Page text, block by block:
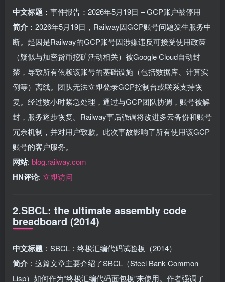
中文标题 ：事件报告：2026年5月19日 – GCP账户被停用
简介 ：2026年5月19日，Railway因GCP账号问题发生服务中
断。起因是Railway的GCP账号因涉嫌违反可接受使用政策
（疑似与加密货币挖矿活动相关）被Google Cloud自动封
禁，导致所有依赖该账号的基础设施（包括数据库、计算实
例等）离线。团队无法立即登录GCP控制台或联系支持恢
复。经过数小时紧急处理，通过与GCP团队协调，账号被解
封，服务逐步恢复。Railway事后强调将改进多云备份和账号
冗余机制，并对用户致歉。此次事故影响了所有使用该GCP
账号的客户服务。
网站: blog.railway.com
HN评论: 立即访问
2.SBCL: the ultimate assembly code
breadboard (2014)
中文标题 ：SBCL：终极汇编代码试验板（2014）
简介 ：这篇文章主要介绍了SBCL（Steel Bank Common
Lisp）如何作为“终极汇编代码面包板”来使用。作者强调了